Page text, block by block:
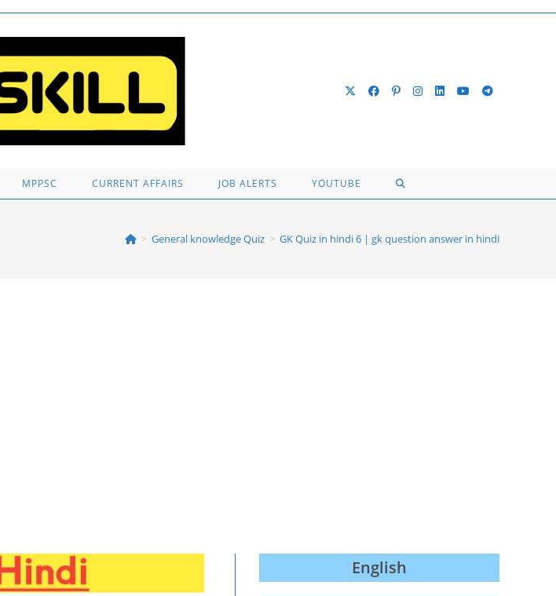
MPPSC CURRENT AFFAIRS JOB ALERTS YOUTUBE
TOGGLE
SEARCH
> General knowledge Quiz > GK Quiz in hindi 6 | gk question answer in hindi
English